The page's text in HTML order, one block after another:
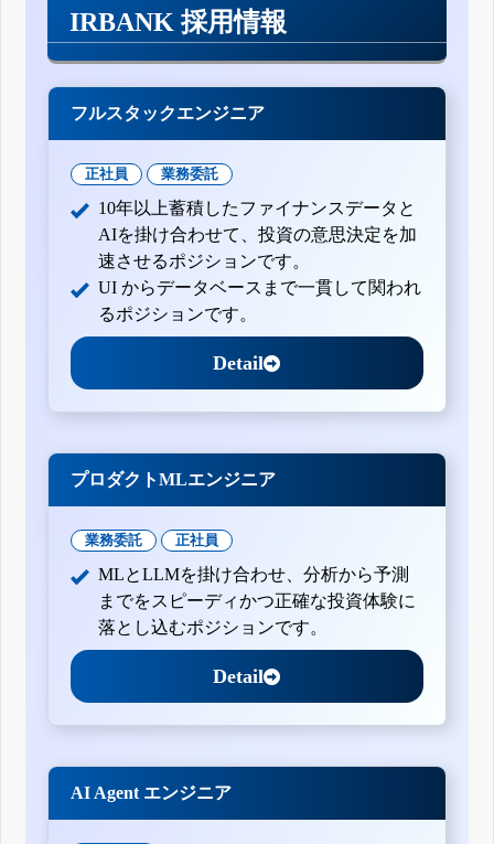
IRBANK 採用情報
フルスタックエンジニア
正社員 業務委託
10年以上蓄積したファイナンスデータと
AIを掛け合わせて、投資の意思決定を加
速させるポジションです。
UI からデータベースまで一貫して関われ
るポジションです。
Detail
プロダクトMLエンジニア
業務委託 正社員
MLとLLMを掛け合わせ、分析から予測
までをスピーディかつ正確な投資体験に
落とし込むポジションです。
Detail
AI Agent エンジニア